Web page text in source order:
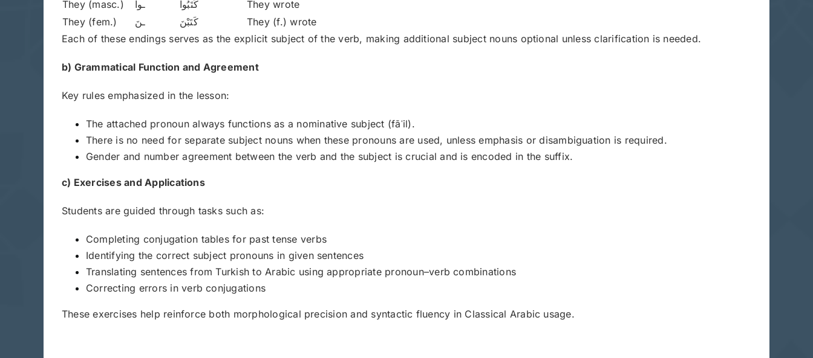
They (masc.)
ـوا كَتَبُوا
They wrote
They (fem.)
ـنَ كَتَبْنَ
They (f.) wrote
Each of these endings serves as the explicit subject of the verb, making additional subject nouns optional unless clarification is needed.
b) Grammatical Function and Agreement
Key rules emphasized in the lesson:
The attached pronoun always functions as a nominative subject (fāʿil).
There is no need for separate subject nouns when these pronouns are used, unless emphasis or disambiguation is required.
Gender and number agreement between the verb and the subject is crucial and is encoded in the suffix.
c) Exercises and Applications
Students are guided through tasks such as:
Completing conjugation tables for past tense verbs
Identifying the correct subject pronouns in given sentences
Translating sentences from Turkish to Arabic using appropriate pronoun–verb combinations
Correcting errors in verb conjugations
These exercises help reinforce both morphological precision and syntactic fluency in Classical Arabic usage.